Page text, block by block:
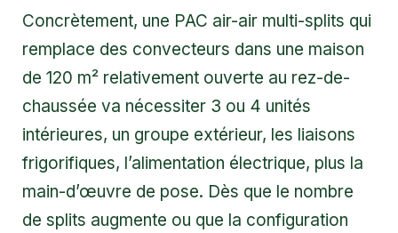
Concrètement, une PAC air-air multi-splits qui
remplace des convecteurs dans une maison
de 120 m² relativement ouverte au rez-de-
chaussée va nécessiter 3 ou 4 unités
intérieures, un groupe extérieur, les liaisons
frigorifiques, l’alimentation électrique, plus la
main-d’œuvre de pose. Dès que le nombre
de splits augmente ou que la configuration